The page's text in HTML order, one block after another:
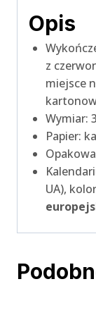
Opis
z
miejsce
Wymiar:
Papier:
UA),